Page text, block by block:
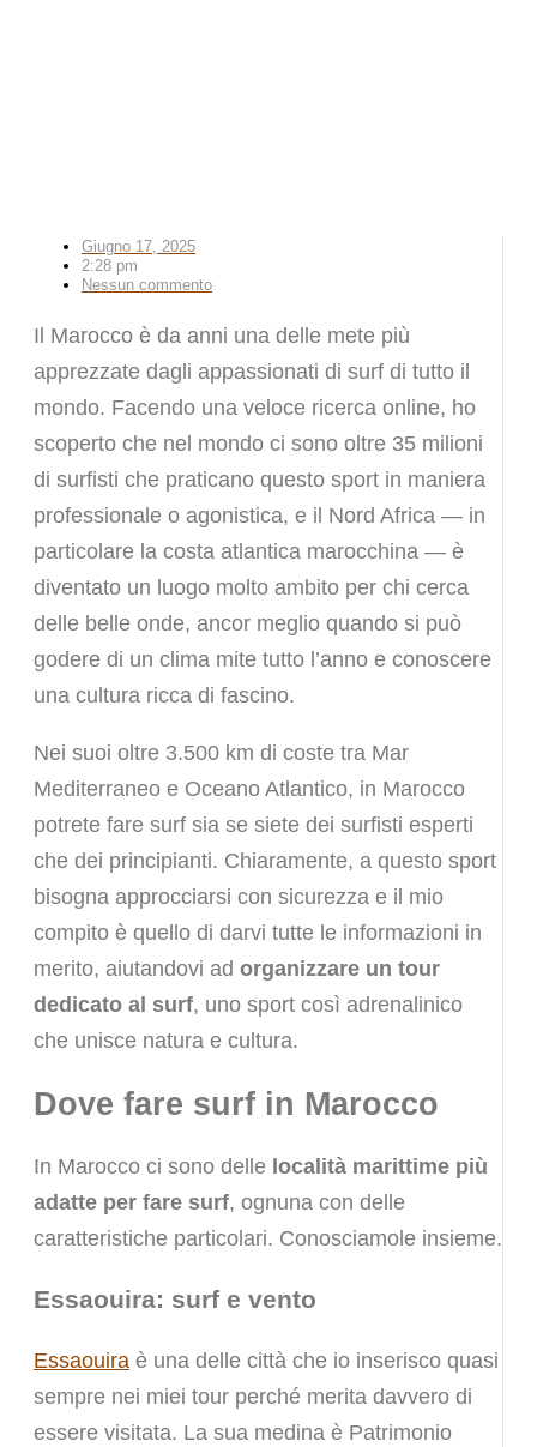
Giugno 17, 2025
2:28 pm
Nessun commento
Il Marocco è da anni una delle mete più
apprezzate dagli appassionati di surf di tutto il
mondo. Facendo una veloce ricerca online, ho
scoperto che nel mondo ci sono oltre 35 milioni
di surfisti che praticano questo sport in maniera
professionale o agonistica, e il Nord Africa — in
particolare la costa atlantica marocchina — è
diventato un luogo molto ambito per chi cerca
delle belle onde, ancor meglio quando si può
godere di un clima mite tutto l’anno e conoscere
una cultura ricca di fascino.
Nei suoi oltre 3.500 km di coste tra Mar
Mediterraneo e Oceano Atlantico, in Marocco
potrete fare surf sia se siete dei surfisti esperti
che dei principianti. Chiaramente, a questo sport
bisogna approcciarsi con sicurezza e il mio
compito è quello di darvi tutte le informazioni in
merito, aiutandovi ad organizzare un tour
dedicato al surf, uno sport così adrenalinico
che unisce natura e cultura.
Dove fare surf in Marocco
In Marocco ci sono delle località marittime più
adatte per fare surf, ognuna con delle
caratteristiche particolari. Conosciamole insieme.
Essaouira: surf e vento
Essaouira è una delle città che io inserisco quasi
sempre nei miei tour perché merita davvero di
essere visitata. La sua medina è Patrimonio